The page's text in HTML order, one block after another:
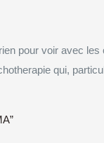
pour voir avec
qui,